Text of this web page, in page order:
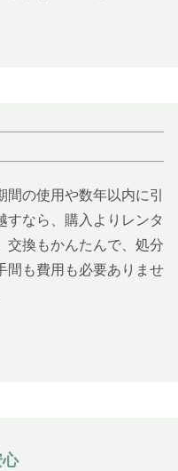
間の使用や数年以内に引
すなら、購入よりレンタ
交換もかんたんで、処分
間も費用も必要ありませ